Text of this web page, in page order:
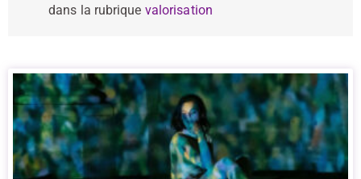
dans la rubrique valorisation